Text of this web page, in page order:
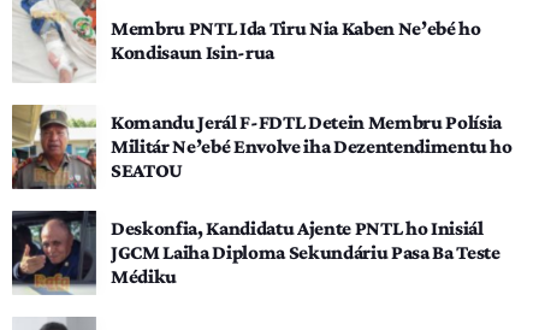
Membru PNTL Ida Tiru Nia Kaben Ne’ebé ho
Kondisaun Isin-rua
Komandu Jerál F-FDTL Detein Membru Polísia
Militár Ne’ebé Envolve iha Dezentendimentu ho
SEATOU
Deskonfia, Kandidatu Ajente PNTL ho Inisiál
JGCM Laiha Diploma Sekundáriu Pasa Ba Teste
Médiku